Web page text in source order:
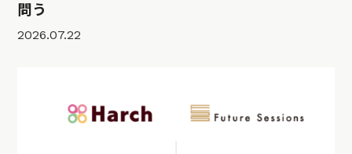
問う
2026.07.22